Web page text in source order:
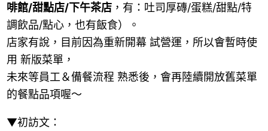
啡館/甜點店/下午茶店，有：吐司厚磚/蛋糕/甜點/特
調飲品/點心，也有飯食）。
店家有說，目前因為重新開幕 試營運，所以會暫時使
用 新版菜單，
未來等員工＆備餐流程 熟悉後，會再陸續開放舊菜單
的餐點品項喔～
▼初訪文：